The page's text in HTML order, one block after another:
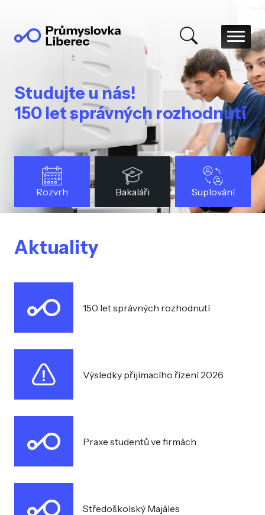
Studujte u nás!
150 let správných rozhodnutí
Rozvrh Bakaláři Suplování
Aktuality
150 let správných rozhodnutí
Výsledky přijímacího řízení 2026
Praxe studentů ve firmách
Středoškolský Majáles